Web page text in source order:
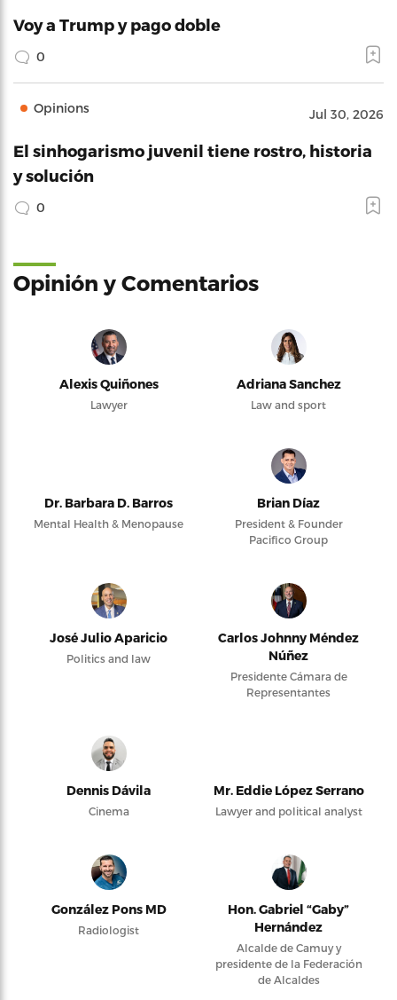
Voy a Trump y pago doble
0
Opinions Jul 30, 2026
El sinhogarismo juvenil tiene rostro, historia
y solución
0
Opinión y Comentarios
Alexis Quiñones
Lawyer
Adriana Sanchez
Law and sport
Dr. Barbara D. Barros
Mental Health & Menopause
Brian Díaz
President & Founder
Pacifico Group
José Julio Aparicio
Politics and law
Carlos Johnny Méndez
Núñez
Presidente Cámara de
Representantes
Dennis Dávila
Cinema
Mr. Eddie López Serrano
Lawyer and political analyst
González Pons MD
Radiologist
Hon. Gabriel “Gaby”
Hernández
Alcalde de Camuy y
presidente de la Federación
de Alcaldes